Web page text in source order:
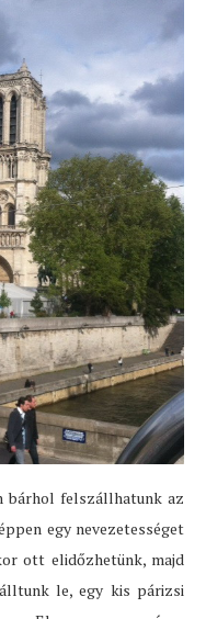
bárhol felszállhatunk az
egy nevezetességet
ott elidőzhetünk, majd
le, egy kis párizsi